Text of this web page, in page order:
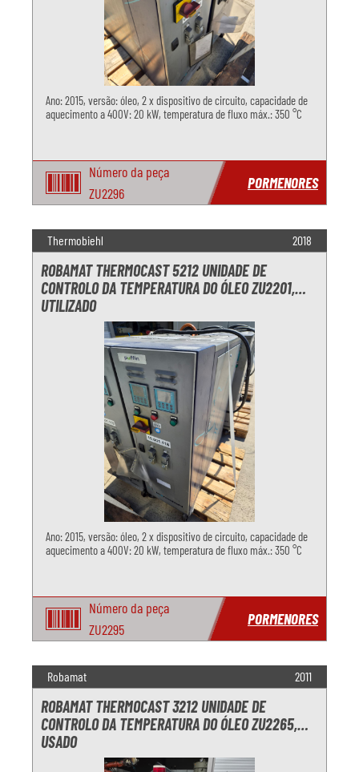
Ano: 2015, versão: óleo, 2 x dispositivo de circuito, capacidade de
aquecimento a 400V: 20 kW, temperatura de fluxo máx.: 350 °C
Número da peça
ZU2296
PORMENORES
Thermobiehl 2018
ROBAMAT THERMOCAST 5212 UNIDADE DE
CONTROLO DA TEMPERATURA DO ÓLEO ZU2201,
UTILIZADO
Ano: 2015, versão: óleo, 2 x dispositivo de circuito, capacidade de
aquecimento a 400V: 20 kW, temperatura de fluxo máx.: 350 °C
Número da peça
ZU2295
PORMENORES
Robamat 2011
ROBAMAT THERMOCAST 3212 UNIDADE DE
CONTROLO DA TEMPERATURA DO ÓLEO ZU2265,
USADO